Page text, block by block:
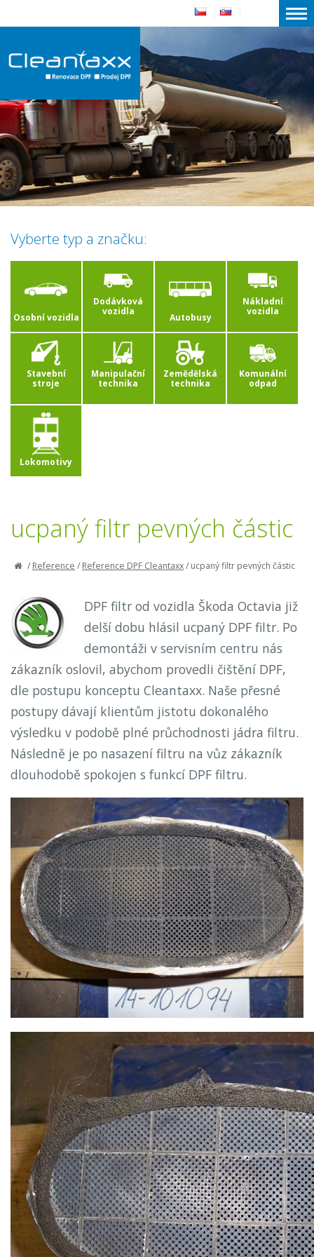
Vyberte typ a značku:
Osobní vozidla
Dodávková
vozidla
Autobusy
Nákladní
vozidla
Stavební
stroje
Manipulační
technika
Zemědělská
technika
Komunální
odpad
Lokomotivy
ucpaný filtr pevných částic
/Reference /Reference DPF Cleantaxx/ucpaný filtr pevných částic
DPF filtr od vozidla Škoda Octavia již
delší dobu hlásil ucpaný DPF filtr. Po
demontáži v servisním centru nás
zákazník oslovil, abychom provedli čištění DPF,
dle postupu konceptu Cleantaxx. Naše přesné
postupy dávají klientům jistotu dokonalého
výsledku v podobě plné průchodnosti jádra filtru.
Následně je po nasazení filtru na vůz zákazník
dlouhodobě spokojen s funkcí DPF filtru.